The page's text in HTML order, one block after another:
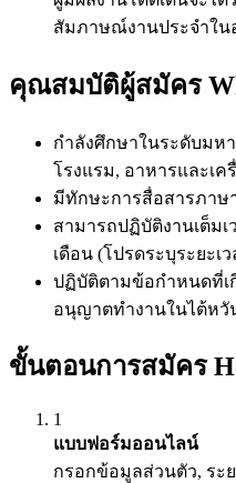
สัมภาษณ์งานประจำใน
คุณสมบัติผู้สมัคร
กำลังศึกษาในระดับมห
โรงแรม, อาหารและเค
มีทักษะการสื่อสารภา
สามารถปฏิบัติงานเต็มเ
เดือน (โปรดระบุระยะเ
ปฏิบัติตามข้อกำหนดที่เ
อนุญาตทำงานในไต้หวั
ขั้นตอนการสมัคร
1
แบบฟอร์มออนไลน์
กรอกข้อมูลส่วนตัว, ระ